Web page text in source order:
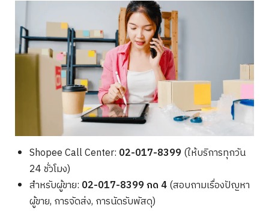
Shopee Call Center: 02-017-8399(ให้บริการทุกวัน
24 ชั่วโมง)
สำหรับผู้ขาย: 02-017-8399 กด 4(สอบถามเรื่องปัญหา
ผู้ขาย, การจัดส่ง, การนัดรับพัสดุ)